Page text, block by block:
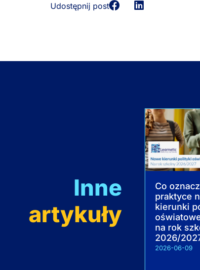
Udostępnij post
Inne
artykuły
Co
praktyce
kierunki
na rok
2026/
2026-06-09